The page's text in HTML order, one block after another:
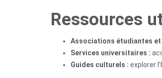
Ressources
Associations étudiantes et
Services universitaires :
Guides culturels : explorer